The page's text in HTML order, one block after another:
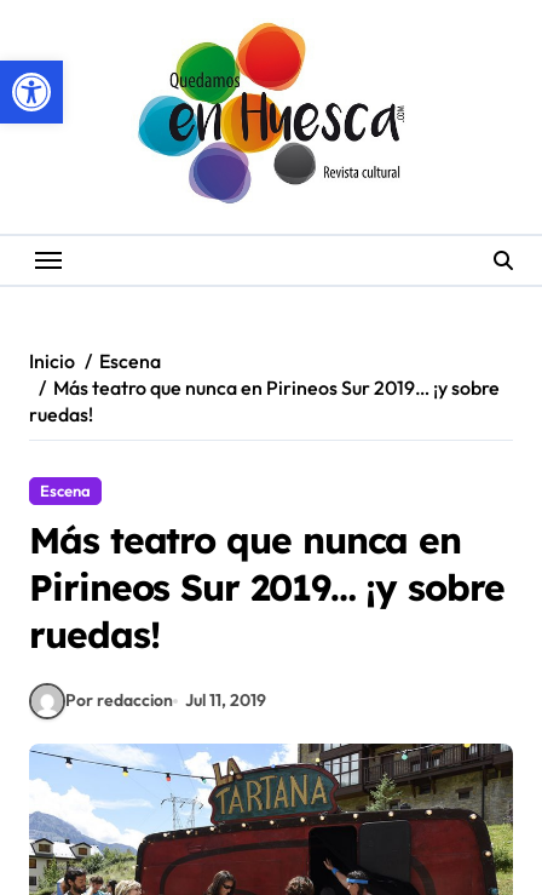
Abrir barra de herramientas
contenido
Inicio
Escena
Más teatro que nunca en Pirineos Sur 2019… ¡y sobre
ruedas!
Escena
Más teatro que nunca en
Pirineos Sur 2019… ¡y sobre
ruedas!
Por redaccion Jul 11, 2019